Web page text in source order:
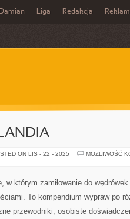
Damian Liga Redakcja
ON LIS - 22 - 2025
MOŻLIWOŚĆ
w którym zamiłowanie do
To kompendium wypraw po
przewodniki, osobiste